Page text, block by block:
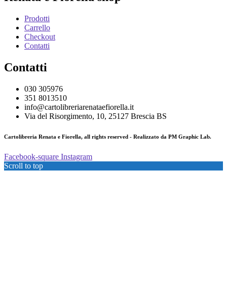
Prodotti
Carrello
Checkout
Contatti
Contatti
030 305976
351 8013510
info@cartolibreriarenataefiorella.it
Via del Risorgimento, 10, 25127 Brescia BS
Cartolibreria Renata e Fiorella, all rights reserved - Realizzato da PM Graphic Lab.
Facebook-square Instagram
Scroll to top